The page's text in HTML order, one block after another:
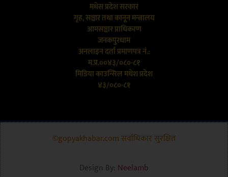
मधेस प्रदेश सरकार
गृह, सञ्चार तथा कानून मन्त्रालय
आमसञ्चार प्राधिकरण
जनकपुरधाम
अनलाइन दर्ता प्रमाणपत्र नं.:
म.प्र.००४३/०८०-८१
मिडिया काउन्सिल मधेश प्रदेश
४३/०८०-८१
©gopyakhabar.com सर्वाधिकार सुरक्षित
Design By: Neelamb